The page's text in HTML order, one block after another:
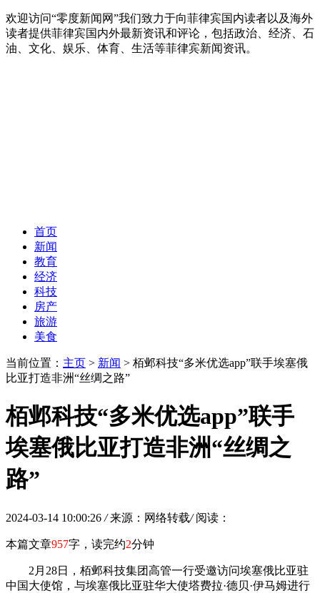
欢迎访问“零度新闻网”我们致力于向菲律宾国内读者以及海外
读者提供菲律宾国内外最新资讯和评论，包括政治、经济、石
油、文化、娱乐、体育、生活等菲律宾新闻资讯。
首页
新闻
教育
经济
科技
房产
旅游
美食
当前位置： 主页 > 新闻 > 栢邺科技“多米优选app”联手埃塞俄
比亚打造非洲“丝绸之路”
栢邺科技“多米优选app”联手
埃塞俄比亚打造非洲“丝绸之
路”
2024-03-14 10:00:26 / 来源：网络转载/ 阅读：
本篇文章957字，读完约2分钟
2月28日，栢邺科技集团高管一行受邀访问埃塞俄比亚驻
中国大使馆，与埃塞俄比亚驻华大使塔费拉·德贝·伊马姆进行